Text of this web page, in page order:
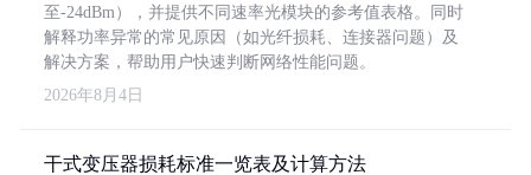
至-24dBm），并提供不同速率光模块的参考值表格。同时
解释功率异常的常见原因（如光纤损耗、连接器问题）及
解决方案，帮助用户快速判断网络性能问题。
2026年8月4日
干式变压器损耗标准一览表及计算方法